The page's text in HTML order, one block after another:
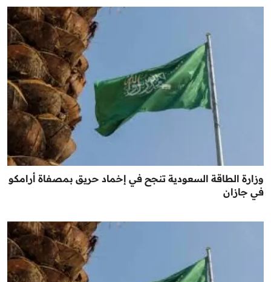
وزارة الطاقة السعودية تنجح في إخماد حريق بمصفاة أرامكو
في جازان